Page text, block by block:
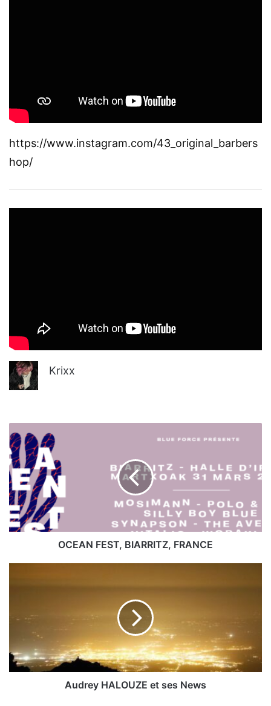
https://www.instagram.com/43_original_barbers
hop/
Krixx
FEST,
BIARRITZ,
FRANCE
OCEAN FEST, BIARRITZ, FRANCE
News
Audrey HALOUZE et ses News